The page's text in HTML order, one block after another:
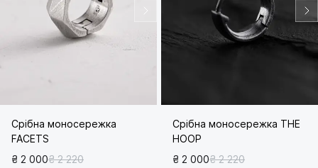
Срібна моносережка
FACETS
₴ 2 000₴ 2 220
Срібна моносережка THE
HOOP
₴ 2 000₴ 2 220